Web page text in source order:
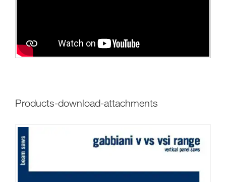
products-download-attachments